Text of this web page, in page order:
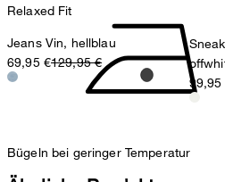
Bügeln bei geringer Temperatur
Relaxed Fit
Jeans Vin, hellblau
69,95 €129,95 €
99,95